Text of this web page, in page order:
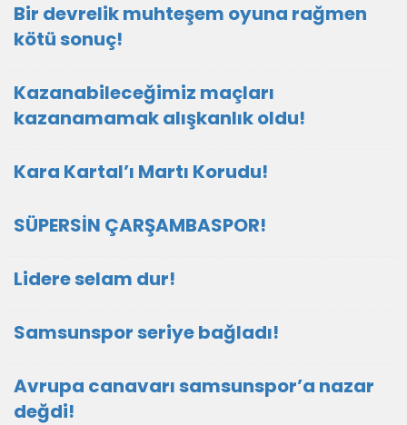
Bir devrelik muhteşem oyuna rağmen
kötü sonuç!
Kazanabileceğimiz maçları
kazanamamak alışkanlık oldu!
Kara Kartal’ı Martı Korudu!
SÜPERSİN ÇARŞAMBASPOR!
Lidere selam dur!
Samsunspor seriye bağladı!
Avrupa canavarı samsunspor’a nazar
değdi!